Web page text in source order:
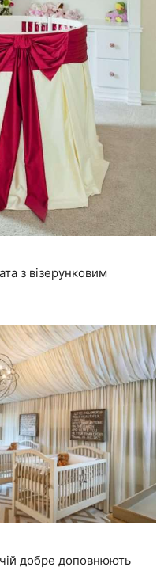
з візерунковим
добре доповнюють